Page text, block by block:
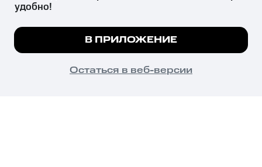
психотропных веществ, их аналогов причиняет вред здоровью,
их незаконный оборот запрещён и влечёт установленную
законодательством ответственность.
© 2026 ООО «КИОН».
Все права защищены
Мы используем куки, чтобы на сайте все
Подробнее
ПОНЯТНО
удобно!
В ПРИЛОЖЕНИЕ
Остаться в веб-версии